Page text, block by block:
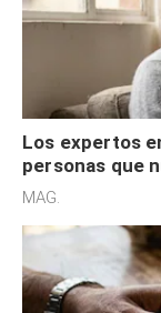
Los expertos
personas que
redes sociales
MAG.